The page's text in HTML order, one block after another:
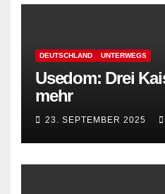
DEUTSCHLAND UNTERWEGS
Usedom: Drei
mehr
23. SEPTEMBER 2025